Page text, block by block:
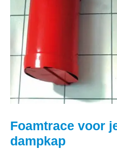
Foamtrace voor
dampkap